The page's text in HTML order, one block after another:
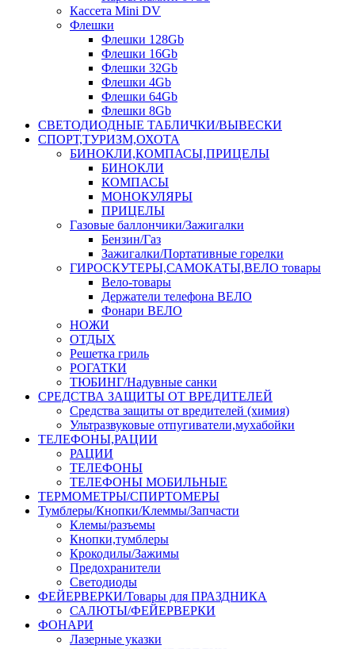
Кассета Mini DV
Флешки
Флешки 128Gb
Флешки 16Gb
Флешки 32Gb
Флешки 4Gb
Флешки 64Gb
Флешки 8Gb
СВЕТОДИОДНЫЕ ТАБЛИЧКИ/ВЫВЕСКИ
СПОРТ,ТУРИЗМ,ОХОТА
БИНОКЛИ,КОМПАСЫ,ПРИЦЕЛЫ
БИНОКЛИ
КОМПАСЫ
МОНОКУЛЯРЫ
ПРИЦЕЛЫ
Газовые баллончики/Зажигалки
Бензин/Газ
Зажигалки/Портативные горелки
ГИРОСКУТЕРЫ,САМОКАТЫ,ВЕЛО товары
Вело-товары
Держатели телефона ВЕЛО
Фонари ВЕЛО
НОЖИ
ОТДЫХ
Решетка гриль
РОГАТКИ
ТЮБИНГ/Надувные санки
СРЕДСТВА ЗАЩИТЫ ОТ ВРЕДИТЕЛЕЙ
Средства защиты от вредителей (химия)
Ультразвуковые отпугиватели,мухабойки
ТЕЛЕФОНЫ,РАЦИИ
РАЦИИ
ТЕЛЕФОНЫ
ТЕЛЕФОНЫ МОБИЛЬНЫЕ
ТЕРМОМЕТРЫ/СПИРТОМЕРЫ
Тумблеры/Кнопки/Клеммы/Запчасти
Клемы/разъемы
Кнопки,тумблеры
Крокодилы/Зажимы
Предохранители
Светодиоды
ФЕЙЕРВЕРКИ/Товары для ПРАЗДНИКА
САЛЮТЫ/ФЕЙЕРВЕРКИ
ФОНАРИ
Лазерные указки